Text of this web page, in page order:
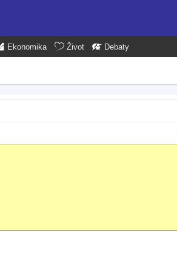
Ekonomika Život Debaty